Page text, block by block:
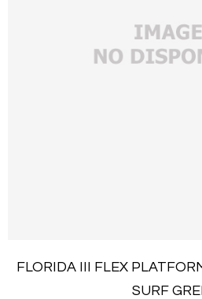
FLORIDA III FLEX
SURF